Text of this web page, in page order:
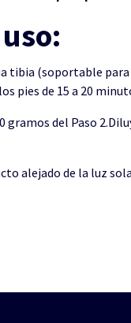
tibia (soportable
pies de 15 a 20
gramos del Paso
alejado de la luz